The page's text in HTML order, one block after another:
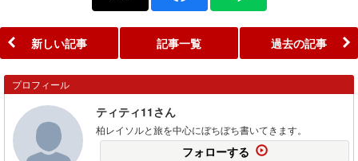
新しい記事 記事一覧 過去の記事
プロフィール
ティティ11さん
柏レイソルと旅を中心にぼちぼち書いてきます。
フォローする